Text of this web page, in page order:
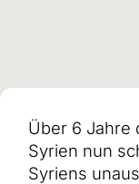
Patenschaft für Kinder
Testament und Legat
Philanthropie
Einsatzgebiete
Wirkung und Erfolge
Mittelverwendung
Jahresbericht und
Über 6 Jahre
Syrien nun
Syriens